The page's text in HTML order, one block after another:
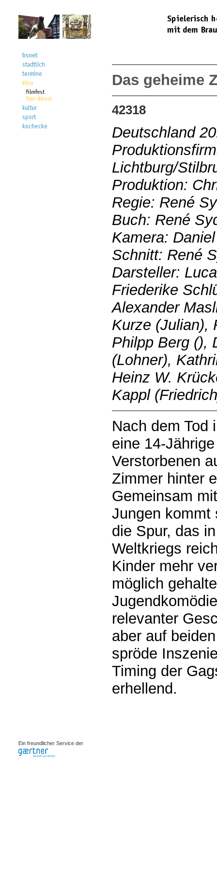
Das geheime
42318
Deutschland
Lichtburg/
Produktion:
Regie: René
Buch: René
Kamera:
Schnitt: René
Darsteller:
Friederike
Alexander
Kurze (Julian),
Philpp Berg (),
(Lohner),
Heinz W.
Kappl
Nach dem Tod
eine 14-
Verstorbenen
Zimmer hinter
Gemeinsam
Jungen kommt
die Spur, das
Weltkriegs
Kinder mehr
möglich
relevanter
aber auf
spröde
Timing der
erhellend.
Ein freundlicher Service der